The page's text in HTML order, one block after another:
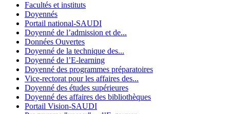
Facultés et instituts
Doyennés
Portail national-SAUDI
Doyenné de l’admission et de...
Données Ouvertes
Doyenné de la technique des...
Doyenné de l’E-learning
Doyenné des programmes préparatoires
Vice-rectorat pour les affaires des...
Doyenné des études supérieures
Doyenné des affaires des bibliothèques
Portail Vision-SAUDI